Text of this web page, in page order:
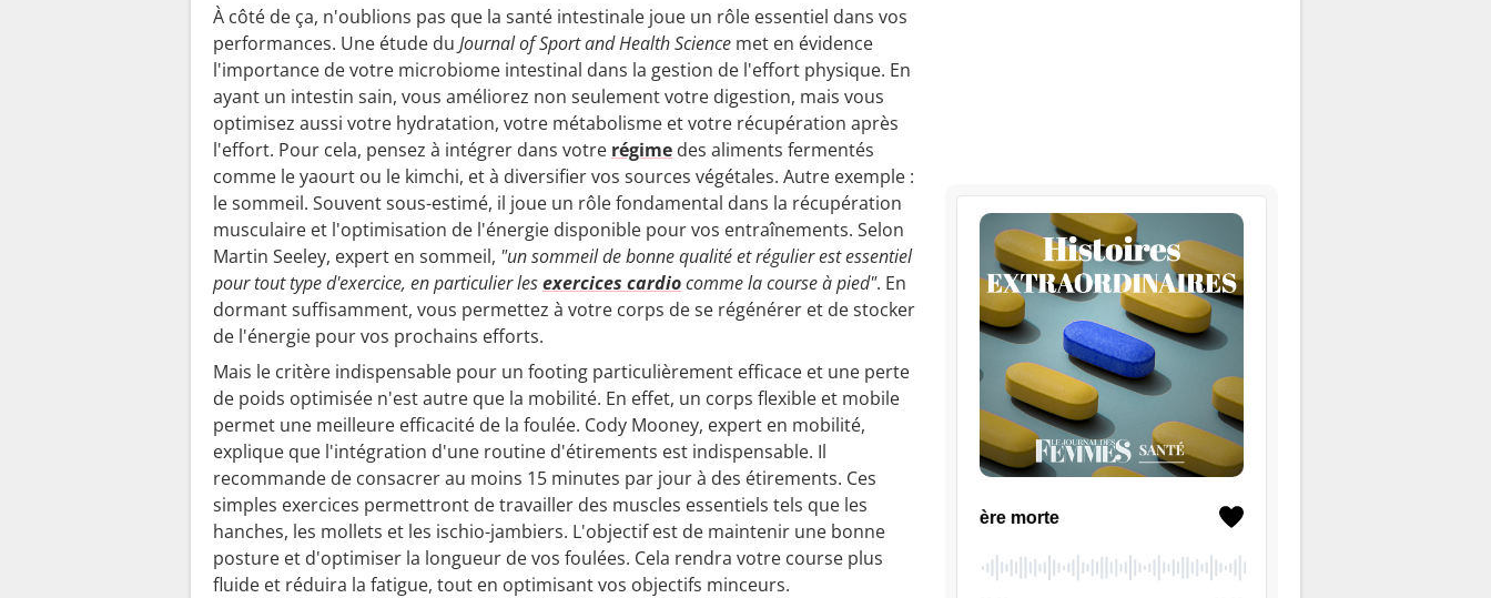
À côté de ça, n'oublions pas que la santé intestinale joue un rôle essentiel dans vos
performances. Une étude du Journal of Sport and Health Science met en évidence
l'importance de votre microbiome intestinal dans la gestion de l'effort physique. En
ayant un intestin sain, vous améliorez non seulement votre digestion, mais vous
optimisez aussi votre hydratation, votre métabolisme et votre récupération après
l'effort. Pour cela, pensez à intégrer dans votre régime des aliments fermentés
comme le yaourt ou le kimchi, et à diversifier vos sources végétales. Autre exemple :
le sommeil. Souvent sous-estimé, il joue un rôle fondamental dans la récupération
musculaire et l'optimisation de l'énergie disponible pour vos entraînements. Selon
Martin Seeley, expert en sommeil, "un sommeil de bonne qualité et régulier est essentiel
pour tout type d'exercice, en particulier lesexercices cardiocomme la course à pied". En
dormant suffisamment, vous permettez à votre corps de se régénérer et de stocker
de l'énergie pour vos prochains efforts.
Mais le critère indispensable pour un footing particulièrement efficace et une perte
de poids optimisée n'est autre que la mobilité. En effet, un corps flexible et mobile
permet une meilleure efficacité de la foulée. Cody Mooney, expert en mobilité,
explique que l'intégration d'une routine d'étirements est indispensable. Il
recommande de consacrer au moins 15 minutes par jour à des étirements. Ces
simples exercices permettront de travailler des muscles essentiels tels que les
hanches, les mollets et les ischio-jambiers. L'objectif est de maintenir une bonne
posture et d'optimiser la longueur de vos foulées. Cela rendra votre course plus
fluide et réduira la fatigue, tout en optimisant vos objectifs minceurs.